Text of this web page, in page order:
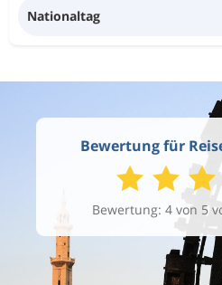
Nationaltag
Bewertung für
Bewertung: 4 von 5